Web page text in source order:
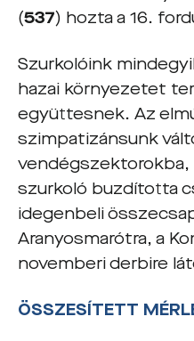
(537) hozta a 16.
Szurkolóink
hazai környezetet
együttesnek. Az
szimpatizánsunk
vendégszektorokba,
szurkoló buzdította
idegenbeli
Aranyosmarótra, a
novemberi derbire
ÖSSZESÍTETT